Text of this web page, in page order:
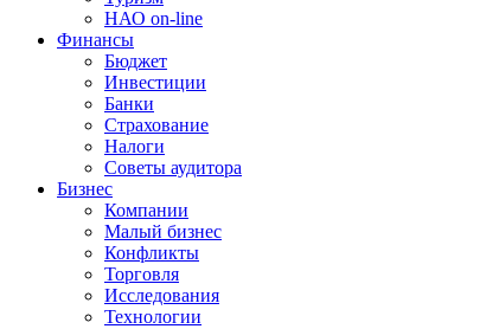
НАО on-line
Финансы
Бюджет
Инвестиции
Банки
Страхование
Налоги
Советы аудитора
Бизнес
Компании
Малый бизнес
Конфликты
Торговля
Исследования
Технологии